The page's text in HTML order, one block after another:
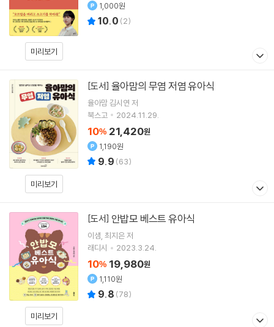
미리보기
1,000원
10.0 (2)
미리보기
[도서] 율아맘의 무염 저염 유아식
율아맘 김시연 저
북스고
2024.11.29.
10% 21,420원
1,190원
9.9 (63)
미리보기
[도서] 안밥모 베스트 유아식
이샘 최지은저
래디시
2023.3.24.
10% 19,980원
1,110원
9.8 (78)